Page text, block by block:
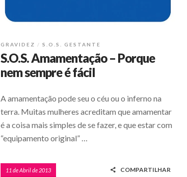
GRAVIDEZ S.O.S. GESTANTE
S.O.S. Amamentação – Porque
nem sempre é fácil
A amamentação pode seu o céu ou o inferno na
terra. Muitas mulheres acreditam que amamentar
é a coisa mais simples de se fazer, e que estar com
“equipamento original” …
11 de Abril de 2013 COMPARTILHAR